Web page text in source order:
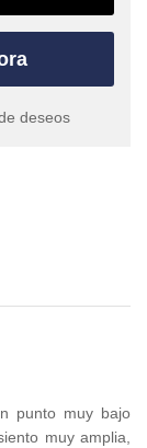
deseos
punto muy bajo
muy amplia,